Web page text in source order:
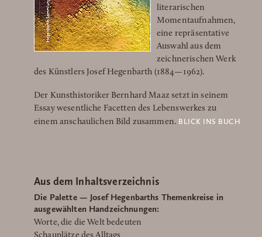
literarischen
Momentaufnahmen,
eine repräsentative
Auswahl aus dem
zeichnerischen Werk
des Künstlers Josef Hegenbarth (1884—1962).
Der Kunsthistoriker Bernhard Maaz setzt in seinem
Essay wesentliche Facetten des Lebenswerkes zu
einem anschaulichen Bild zusammen. BLICK INS BUCH
Aus dem Inhaltsverzeichnis
Die Palette — Josef Hegenbarths Themenkreise in
ausgewählten Handzeichnungen:
Worte, die die Welt bedeuten